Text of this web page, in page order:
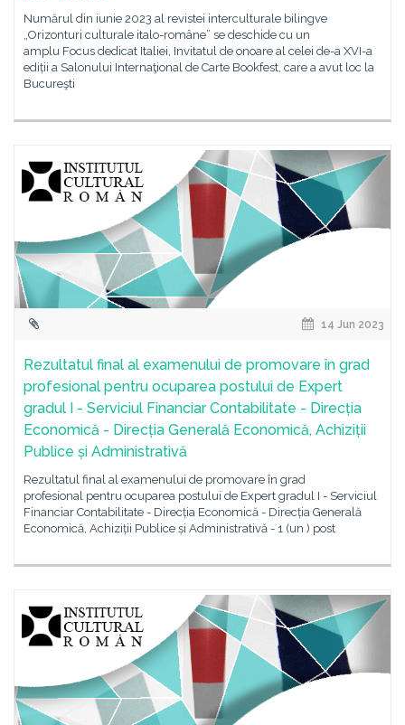
Numărul din iunie 2023 al revistei interculturale bilingve
„Orizonturi culturale italo-române” se deschide cu un
amplu Focus dedicat Italiei, Invitatul de onoare al celei de-a XVI-a
ediții a Salonului Internaţional de Carte Bookfest, care a avut loc la
Bucureşti
14 Jun 2023
Rezultatul final al examenului de promovare în grad
profesional pentru ocuparea postului de Expert
gradul I - Serviciul Financiar Contabilitate - Direcția
Economică - Direcția Generală Economică, Achiziții
Publice și Administrativă
Rezultatul final al examenului de promovare în grad
profesional pentru ocuparea postului de Expert gradul I - Serviciul
Financiar Contabilitate - Direcția Economică - Direcția Generală
Economică, Achiziții Publice și Administrativă - 1 (un ) post